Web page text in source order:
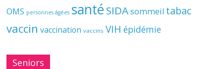
OMS personnes âgées santé SIDAsommeil tabac
vaccin vaccination vaccins VIH épidémie
Seniors